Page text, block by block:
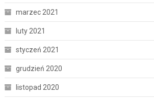
marzec 2021
luty 2021
styczeń 2021
grudzień 2020
listopad 2020